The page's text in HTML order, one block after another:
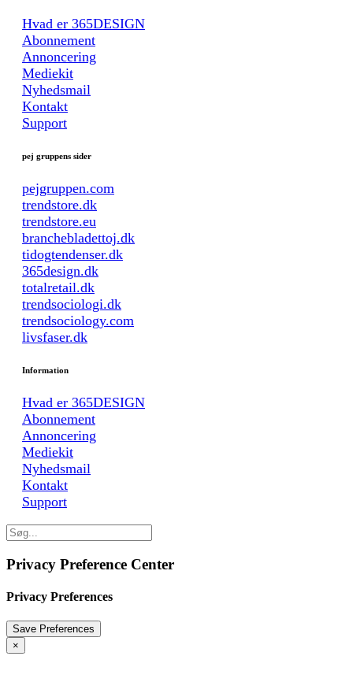
Hvad er 365DESIGN
Abonnement
Annoncering
Mediekit
Nyhedsmail
Kontakt
Support
pej gruppens sider
pejgruppen.com
trendstore.dk
trendstore.eu
branchebladettoj.dk
tidogtendenser.dk
365design.dk
totalretail.dk
trendsociologi.dk
trendsociology.com
livsfaser.dk
Information
Hvad er 365DESIGN
Abonnement
Annoncering
Mediekit
Nyhedsmail
Kontakt
Support
Privacy Preference Center
Privacy Preferences
×